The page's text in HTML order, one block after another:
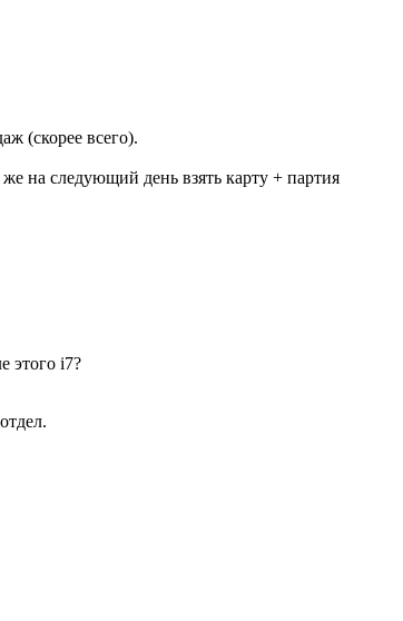
(скорее всего).
на следующий день взять карту + партия
этого i7?